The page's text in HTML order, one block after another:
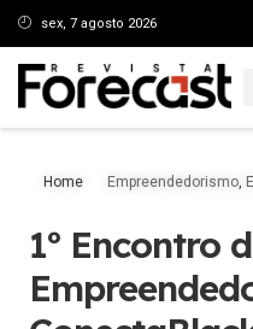
sex, 7 agosto 2026
Home Empreendedorismo,
1º Encontro